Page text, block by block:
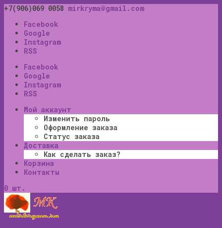
+7(906)069 0058 mirkryma@gmail.com
Facebook
Google
Instagram
RSS
Facebook
Google
Instagram
RSS
Мой аккаунт
Изменить пароль
Оформление заказа
Статус заказа
Доставка
Как сделать заказ?
Корзина
Контакты
0 шт.